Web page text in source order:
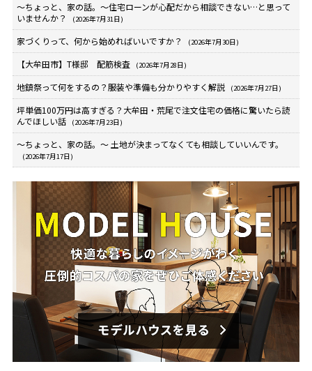
～ちょっと、家の話。～住宅ローンが心配だから相談できない…と思って
いませんか？
(2026年7月31日)
家づくりって、何から始めればいいですか？ (2026年7月30日)
【大牟田市】T様邸 配筋検査 (2026年7月28日)
地鎮祭って何をするの？服装や準備も分かりやすく解説 (2026年7月27日)
坪単価100万円は高すぎる？大牟田・荒尾で注文住宅の価格に驚いたら読
んでほしい話
(2026年7月23日)
～ちょっと、家の話。～ 土地が決まってなくても相談していいんです。
(2026年7月17日)